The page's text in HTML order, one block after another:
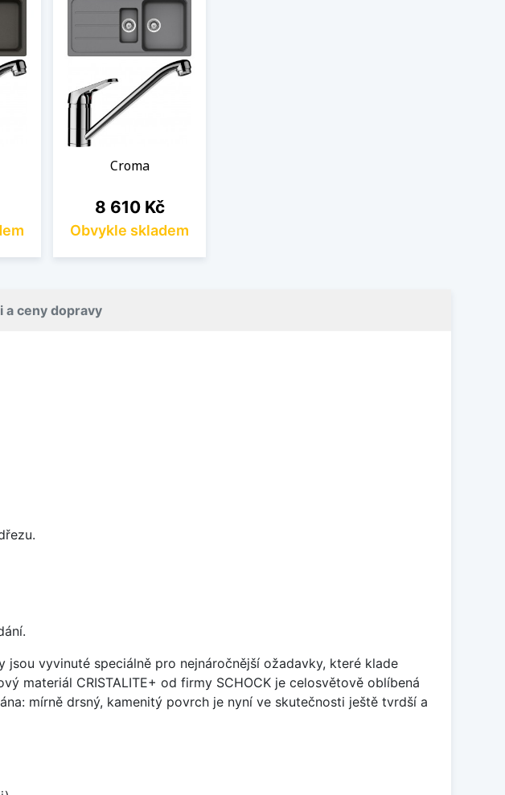
Croma
Cena
8 610 Kč
Obvykle skladem
a ceny dopravy
vyvinuté speciálně pro nejnáročnější ožadavky, které klade
materiál CRISTALITE+ od firmy SCHOCK je celosvětově oblíbená
mírně drsný, kamenitý povrch je nyní ve skutečnosti ještě tvrdší a